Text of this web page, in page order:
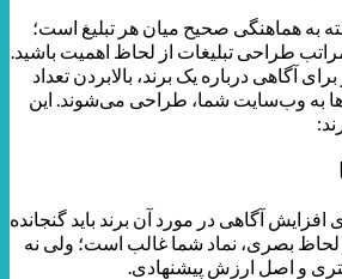
به هماهنگی صحیح میان هر تبلیغ است؛
طراحی تبلیغات از لحاظ اهمیت باشید.
آگاهی درباره‌ یک برند، بالابردن تعداد
به وب‌سایت شما، طراحی می‌شوند. این
آگاهی در مورد آن برند باید گنجانده
بصری، نماد شما غالب است؛ ولی نه
و اصل ارزش پیشنهادی.